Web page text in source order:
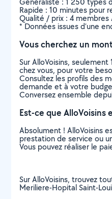
Rapide : 10 minutes pour
Qualité / prix : 4 membres
* Données issues d’une
Vous cherchez un
Sur AlloVoisins,
chez vous, pour votre
Consultez les profils des
demande et à votre
Conversez ensemble
Est-ce que AlloVoisins
Absolument ! AlloVoisins
prestation de service ou
Vous pouvez réaliser le
Sur AlloVoisins, trouvez
Meriliere-Hopital Saint-